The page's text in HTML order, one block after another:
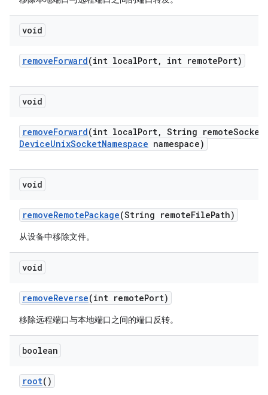
void
removeForward(int localPort, int remotePort)
void
removeForward(int localPort, String remoteSocket
DeviceUnixSocketNamespace namespace)
void
removeRemotePackage(String remoteFilePath)
从设备中移除文件。
void
removeReverse(int remotePort)
移除远程端口与本地端口之间的端口反转。
boolean
root()